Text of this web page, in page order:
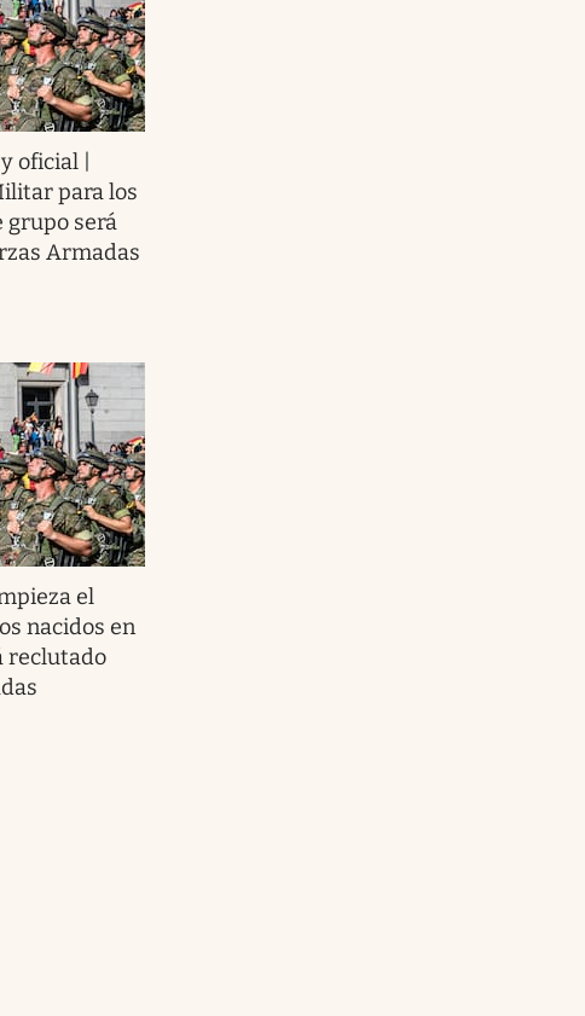
oficial |
para los
grupo será
Armadas
el
nacidos en
reclutado